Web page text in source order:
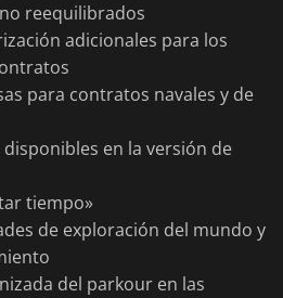
reequilibrados
adicionales para los
para contratos navales y de
en la versión de
tiempo»
de exploración del mundo y
del parkour en las